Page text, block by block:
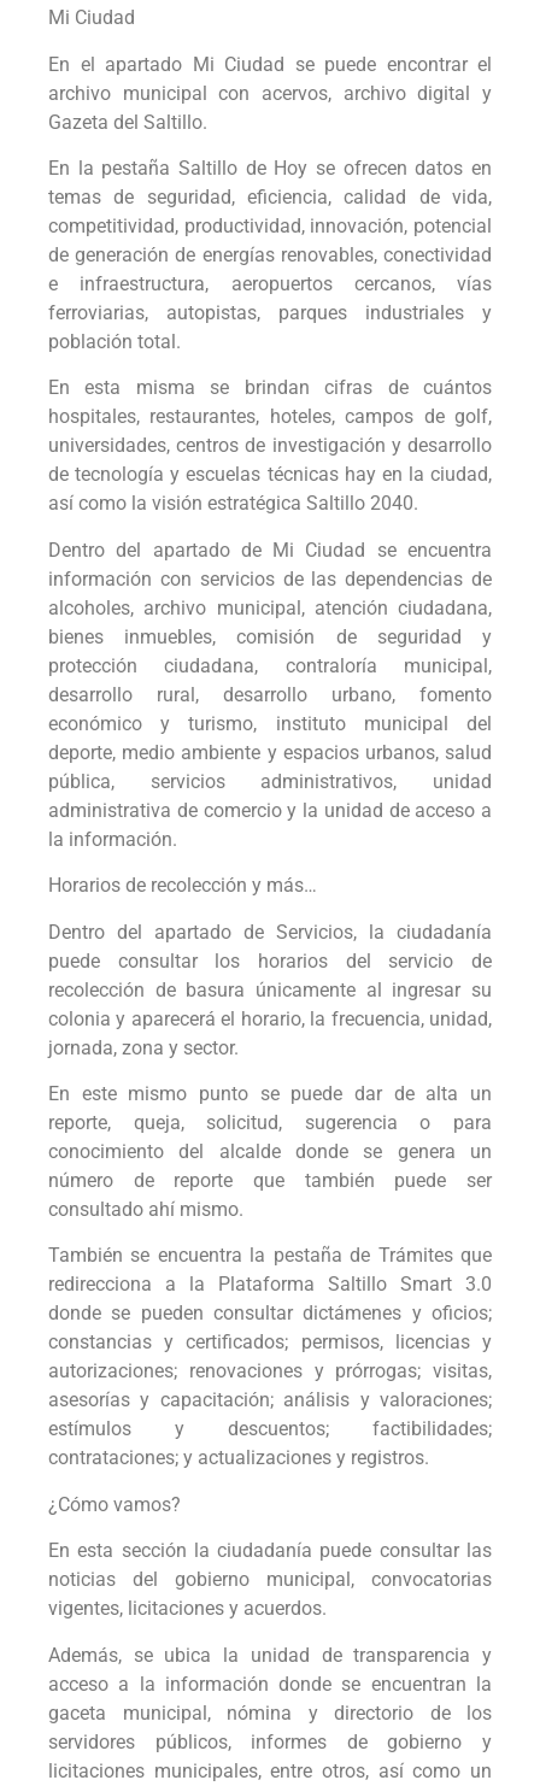
Mi Ciudad
En el apartado Mi Ciudad se puede encontrar el
archivo municipal con acervos, archivo digital y
Gazeta del Saltillo.
En la pestaña Saltillo de Hoy se ofrecen datos en
temas de seguridad, eficiencia, calidad de vida,
competitividad, productividad, innovación, potencial
de generación de energías renovables, conectividad
e infraestructura, aeropuertos cercanos, vías
ferroviarias, autopistas, parques industriales y
población total.
En esta misma se brindan cifras de cuántos
hospitales, restaurantes, hoteles, campos de golf,
universidades, centros de investigación y desarrollo
de tecnología y escuelas técnicas hay en la ciudad,
así como la visión estratégica Saltillo 2040.
Dentro del apartado de Mi Ciudad se encuentra
información con servicios de las dependencias de
alcoholes, archivo municipal, atención ciudadana,
bienes inmuebles, comisión de seguridad y
protección ciudadana, contraloría municipal,
desarrollo rural, desarrollo urbano, fomento
económico y turismo, instituto municipal del
deporte, medio ambiente y espacios urbanos, salud
pública, servicios administrativos, unidad
administrativa de comercio y la unidad de acceso a
la información.
Horarios de recolección y más…
Dentro del apartado de Servicios, la ciudadanía
puede consultar los horarios del servicio de
recolección de basura únicamente al ingresar su
colonia y aparecerá el horario, la frecuencia, unidad,
jornada, zona y sector.
En este mismo punto se puede dar de alta un
reporte, queja, solicitud, sugerencia o para
conocimiento del alcalde donde se genera un
número de reporte que también puede ser
consultado ahí mismo.
También se encuentra la pestaña de Trámites que
redirecciona a la Plataforma Saltillo Smart 3.0
donde se pueden consultar dictámenes y oficios;
constancias y certificados; permisos, licencias y
autorizaciones; renovaciones y prórrogas; visitas,
asesorías y capacitación; análisis y valoraciones;
estímulos y descuentos; factibilidades;
contrataciones; y actualizaciones y registros.
¿Cómo vamos?
En esta sección la ciudadanía puede consultar las
noticias del gobierno municipal, convocatorias
vigentes, licitaciones y acuerdos.
Además, se ubica la unidad de transparencia y
acceso a la información donde se encuentran la
gaceta municipal, nómina y directorio de los
servidores públicos, informes de gobierno y
licitaciones municipales, entre otros, así como un